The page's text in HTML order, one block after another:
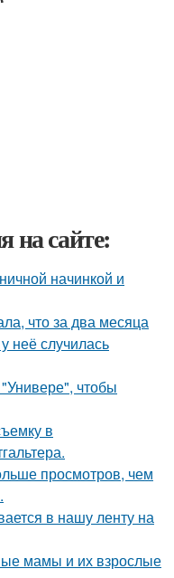
на сайте:
начинкой и
что за два месяца
неё случилась
"Универе", чтобы
в
просмотров, чем
в нашу ленту на
мамы и их взрослые